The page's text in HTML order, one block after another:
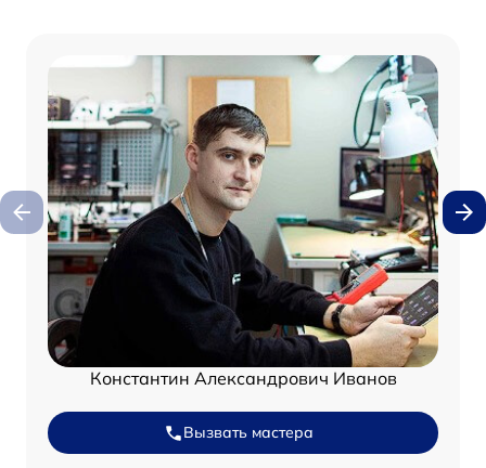
Константин Александрович Иванов
Вызвать мастера